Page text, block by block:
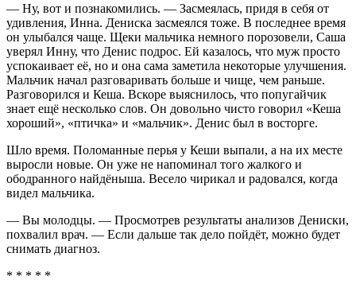
— Ну, вот и познакомились. — Засмеялась, придя в себя от
удивления, Инна. Дениска засмеялся тоже. В последнее время
он улыбался чаще. Щеки мальчика немного порозовели, Саша
уверял Инну, что Денис подрос. Ей казалось, что муж просто
успокаивает её, но и она сама заметила некоторые улучшения.
Мальчик начал разговаривать больше и чище, чем раньше.
Разговорился и Кеша. Вскоре выяснилось, что попугайчик
знает ещё несколько слов. Он довольно чисто говорил «Кеша
хороший», «птичка» и «мальчик». Денис был в восторге.
Шло время. Поломанные перья у Кеши выпали, а на их месте
выросли новые. Он уже не напоминал того жалкого и
ободранного найдёныша. Весело чирикал и радовался, когда
видел мальчика.
— Вы молодцы. — Просмотрев результаты анализов Дениски,
похвалил врач. — Если дальше так дело пойдёт, можно будет
снимать диагноз.
* * * * *